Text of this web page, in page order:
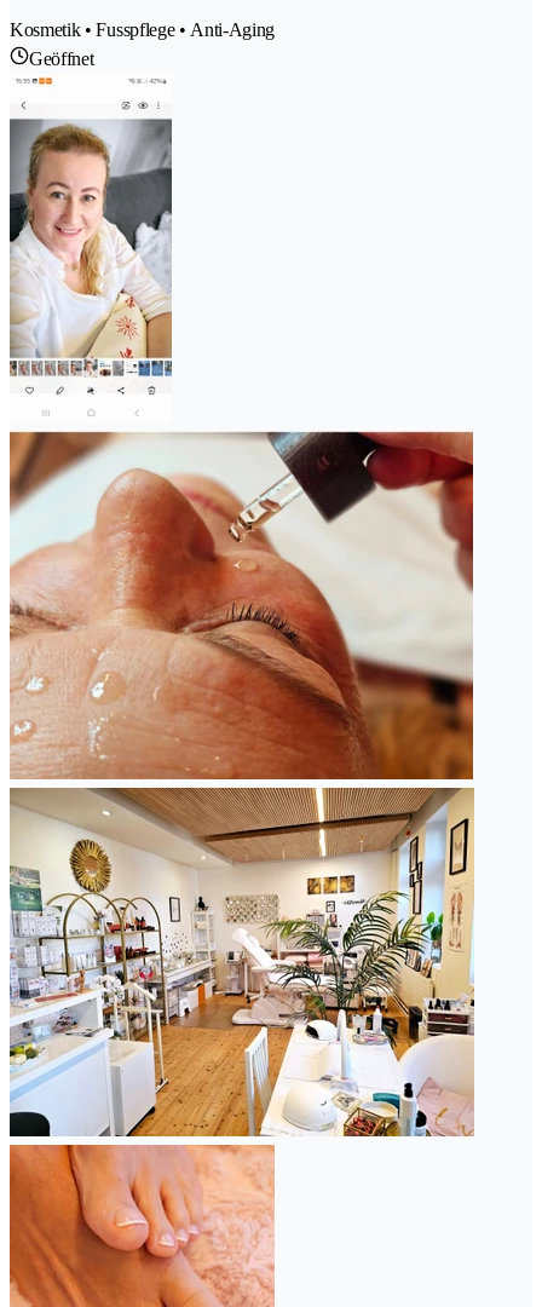
Kosmetik • Fusspflege • Anti-Aging
Geöffnet